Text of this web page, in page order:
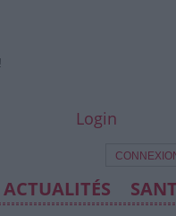
Login
ACTUALITÉS